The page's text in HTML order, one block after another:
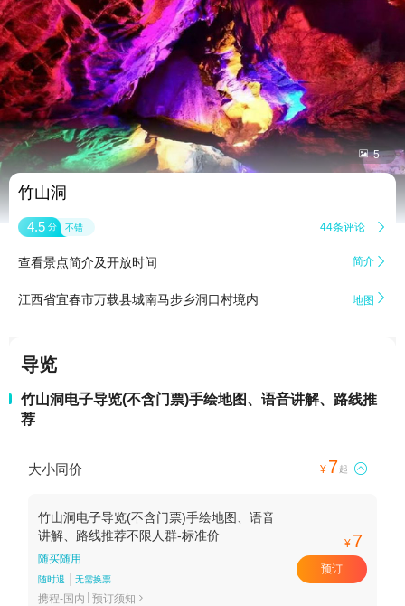
 5
竹山洞
4.5 分 不错 44条评论 
查看景点简介及开放时间 简介 
江西省宜春市万载县城南马步乡洞口村境内 地图 
导览
竹山洞电子导览(不含门票)手绘地图、语音讲解、路线推
荐
大小同价 ¥ 7起 
竹山洞电子导览(不含门票)手绘地图、语音
讲解、路线推荐不限人群-标准价
随买随用
随时退 无需换票
携程-国内 预订须知 
¥ 7
预订
